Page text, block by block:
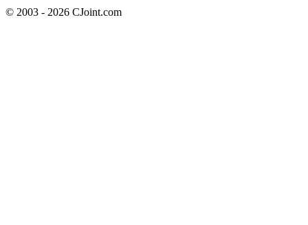
© 2003 - 2026 CJoint.com